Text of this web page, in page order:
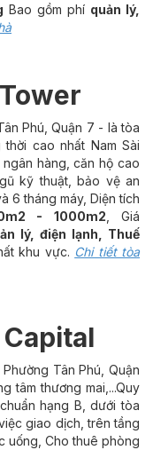
Bao gồm phí quản lý,
Phú, Quận 7 - là tòa
cao nhất Nam Sài
hàng, căn hộ cao
kỹ thuật, bảo vệ an
6 tháng máy, Diện tích
- 1000m2 , Giá
lý, điện lạnh, Thuế
khu vực. Chi tiết tòa
Capital
Tân Phú, Quận
tâm thương mai,...Quy
hạng B, dưới tòa
giao dịch, trên tầng
uống, Cho thuê phòng